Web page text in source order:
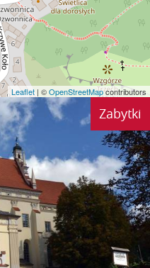
Leaflet | ©OpenStreetMapcontributors
Zabytki